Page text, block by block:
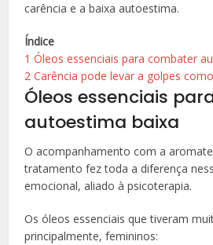
carência e a baixa autoestima.
Índice
1 Óleos essenciais para combater
2 Carência pode levar a golpes
Óleos essenciais
autoestima baixa
O acompanhamento com a
tratamento fez toda a diferença
emocional,aliado à psicoterapia.
Os óleos essenciais que tiveram
principalmente, femininos: